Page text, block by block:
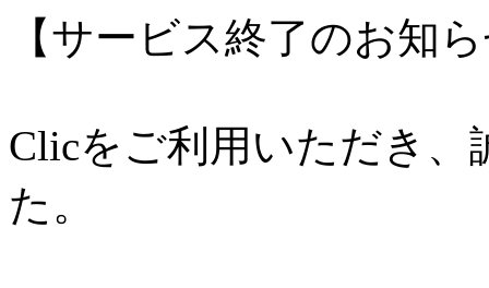
【サービス終了のお知
Clicをご利用いただき
た。